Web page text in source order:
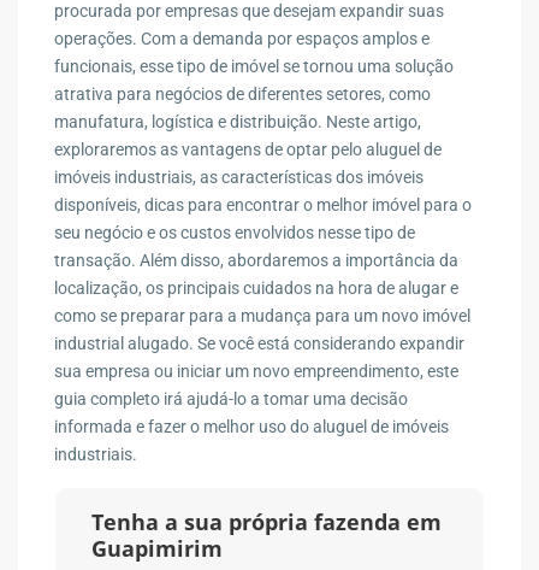
procurada por empresas que desejam expandir suas
operações. Com a demanda por espaços amplos e
funcionais, esse tipo de imóvel se tornou uma solução
atrativa para negócios de diferentes setores, como
manufatura, logística e distribuição. Neste artigo,
exploraremos as vantagens de optar pelo aluguel de
imóveis industriais, as características dos imóveis
disponíveis, dicas para encontrar o melhor imóvel para o
seu negócio e os custos envolvidos nesse tipo de
transação. Além disso, abordaremos a importância da
localização, os principais cuidados na hora de alugar e
como se preparar para a mudança para um novo imóvel
industrial alugado. Se você está considerando expandir
sua empresa ou iniciar um novo empreendimento, este
guia completo irá ajudá-lo a tomar uma decisão
informada e fazer o melhor uso do aluguel de imóveis
industriais.
Tenha a sua própria fazenda em
Guapimirim